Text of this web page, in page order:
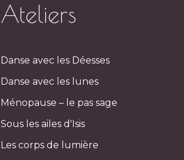
Ateliers
Danse avec les Déesses
Danse avec les lunes
Ménopause – le pas sage
Sous les ailes d'Isis
Les corps de lumière